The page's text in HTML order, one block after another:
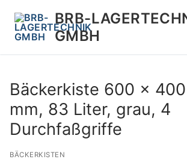
Inhalt
springen
BRB-
GMBH
Bäckerkiste 600 x
mm, 83 Liter, grau, 4
Durchfaßgriffe
BÄCKERKISTEN